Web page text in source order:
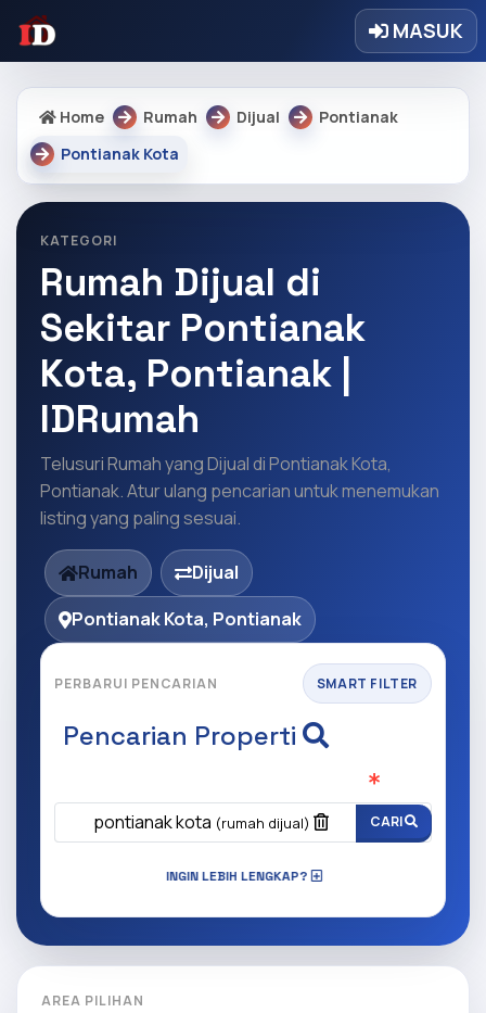
MASUK
Home Rumah Dijual
Pontianak
Pontianak Kota
KATEGORI
Rumah Dijual di
Sekitar Pontianak
Kota, Pontianak |
IDRumah
Telusuri Rumah yang Dijual di Pontianak Kota,
Pontianak. Atur ulang pencarian untuk menemukan
listing yang paling sesuai.
Rumah
Dijual
Pontianak Kota, Pontianak
PERBARUI PENCARIAN SMART FILTER
Pencarian Properti
pontianak kota (rumah dijual) CARI
INGIN LEBIH LENGKAP?
AREA PILIHAN